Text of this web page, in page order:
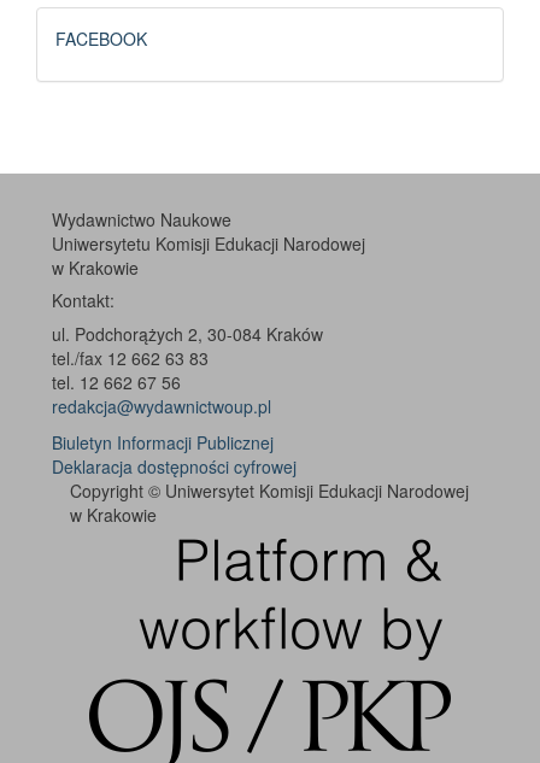
FB
FACEBOOK
Wydawnictwo Naukowe
Uniwersytetu Komisji Edukacji Narodowej
w Krakowie
Kontakt:
ul. Podchorążych 2, 30-084 Kraków
tel./fax 12 662 63 83
tel. 12 662 67 56
redakcja@wydawnictwoup.pl
Biuletyn Informacji Publicznej
Deklaracja dostępności cyfrowej
Copyright © Uniwersytet Komisji Edukacji Narodowej
w Krakowie